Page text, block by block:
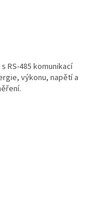
RS-485 komunikací
výkonu, napětí a